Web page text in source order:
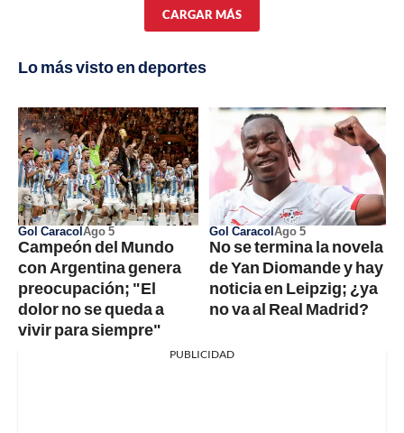
CARGAR MÁS
Lo más visto en deportes
Gol CaracolAgo 5
Campeón del Mundo
con Argentina genera
preocupación; "El
dolor no se queda a
vivir para siempre"
Gol CaracolAgo 5
No se termina la novela
de Yan Diomande y hay
noticia en Leipzig; ¿ya
no va al Real Madrid?
PUBLICIDAD